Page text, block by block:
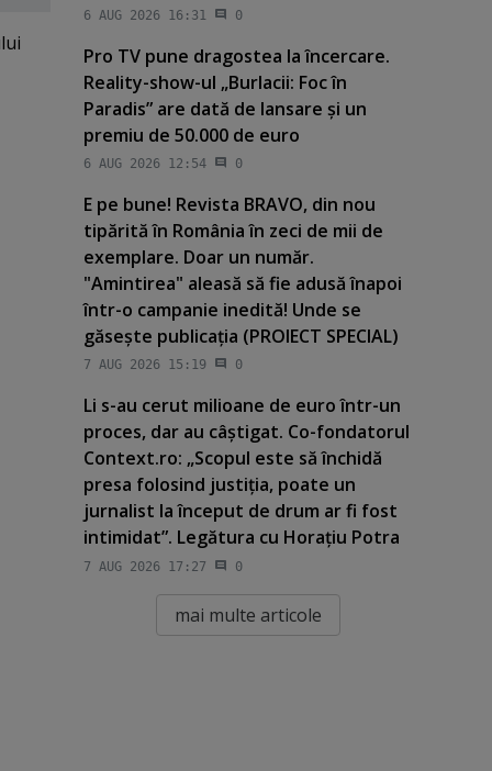
6 AUG 2026 16:31 0
Pro TV pune dragostea la încercare.
Reality-show-ul „Burlacii: Foc în
Paradis” are dată de lansare şi un
premiu de 50.000 de euro
6 AUG 2026 12:54 0
E pe bune! Revista BRAVO, din nou
tipărită în România în zeci de mii de
exemplare. Doar un număr.
"Amintirea" aleasă să fie adusă înapoi
într-o campanie inedită! Unde se
găseşte publicaţia (PROIECT SPECIAL)
7 AUG 2026 15:19 0
Li s-au cerut milioane de euro într-un
proces, dar au câştigat. Co-fondatorul
Context.ro: „Scopul este să închidă
presa folosind justiţia, poate un
jurnalist la început de drum ar fi fost
intimidat”. Legătura cu Horaţiu Potra
7 AUG 2026 17:27 0
mai multe articole